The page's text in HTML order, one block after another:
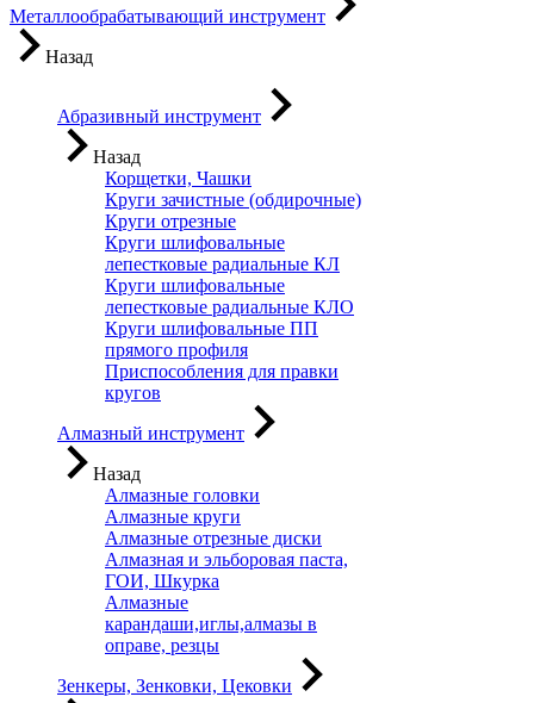
Металлообрабатывающий инструмент
Назад
Абразивный инструмент
Назад
Корщетки, Чашки
Круги зачистные (обдирочные)
Круги отрезные
Круги шлифовальные
лепестковые радиальные КЛ
Круги шлифовальные
лепестковые радиальные КЛО
Круги шлифовальные ПП
прямого профиля
Приспособления для правки
кругов
Алмазный инструмент
Назад
Алмазные головки
Алмазные круги
Алмазные отрезные диски
Алмазная и эльборовая паста,
ГОИ, Шкурка
Алмазные
карандаши,иглы,алмазы в
оправе, резцы
Зенкеры, Зенковки, Цековки